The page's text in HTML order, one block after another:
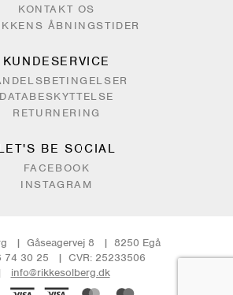
KONTAKT OS
ÅBNINGSTIDER
KUNDESERVICE
DATABESKYTTELSE
RETURNERING
BE SOCIAL
FACEBOOK
INSTAGRAM
Gåseagervej 8
8250 Egå
74 30 25
CVR: 25233506
info@rikkesolberg.dk